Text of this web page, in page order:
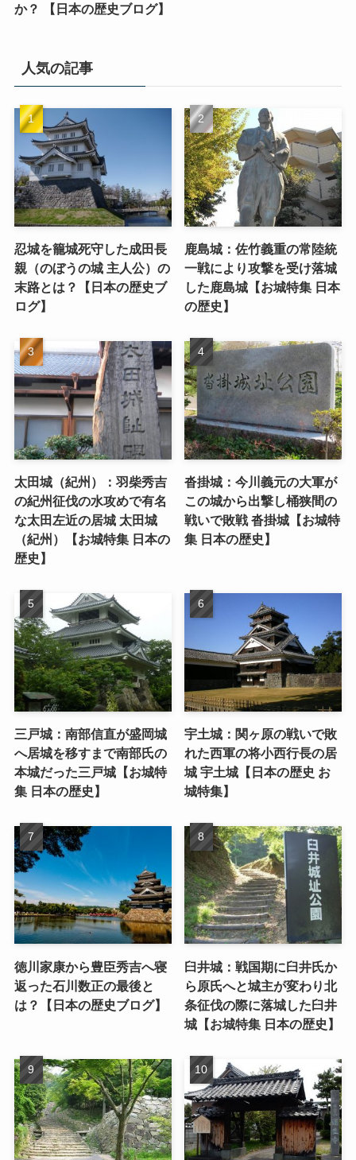
か？ 【日本の歴史ブログ】
人気の記事
忍城を籠城死守した成田長
親（のぼうの城 主人公）の
末路とは？【日本の歴史ブ
ログ】
鹿島城：佐竹義重の常陸統
一戦により攻撃を受け落城
した鹿島城【お城特集 日本
の歴史】
太田城（紀州）：羽柴秀吉
の紀州征伐の水攻めで有名
な太田左近の居城 太田城
（紀州）【お城特集 日本の
歴史】
沓掛城：今川義元の大軍が
この城から出撃し桶狭間の
戦いで敗戦 沓掛城【お城特
集 日本の歴史】
三戸城：南部信直が盛岡城
へ居城を移すまで南部氏の
本城だった三戸城【お城特
集 日本の歴史】
宇土城：関ヶ原の戦いで敗
れた西軍の将小西行長の居
城 宇土城【日本の歴史 お
城特集】
徳川家康から豊臣秀吉へ寝
返った石川数正の最後と
は？【日本の歴史ブログ】
臼井城：戦国期に臼井氏か
ら原氏へと城主が変わり北
条征伐の際に落城した臼井
城【お城特集 日本の歴史】